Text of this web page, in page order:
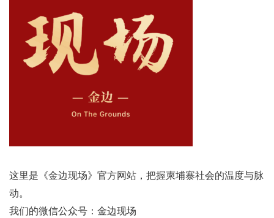
这里是《金边现场》官方网站，把握柬埔寨社会的温度与脉
动。
我们的微信公众号：金边现场